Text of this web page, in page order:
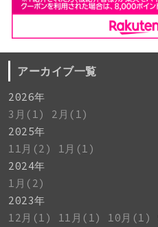
アーカイブ一覧
2026年
3月(1)
2月(1)
2025年
11月(2)
1月(1)
2024年
1月(2)
2023年
12月(1)
11月(1) 10月(1)